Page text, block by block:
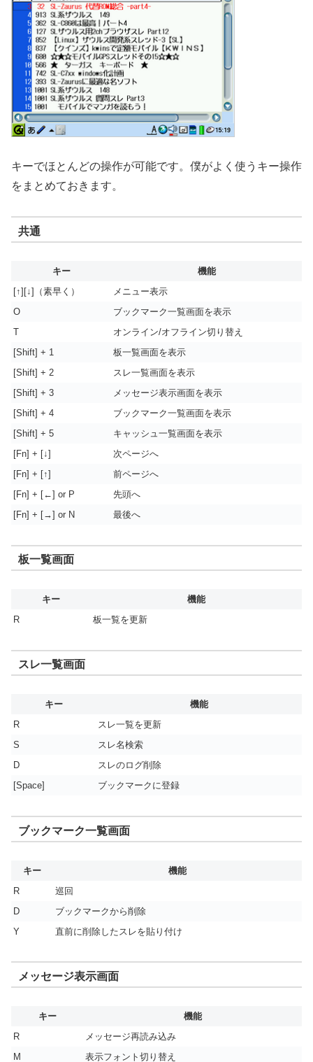
キーでほとんどの操作が可能です。僕がよく使うキー操作
をまとめておきます。
共通
キー
機能
[↑][↓]（素早く）
メニュー表示
O
ブックマーク一覧画面を表示
T
オンライン/オフライン切り替え
[Shift] + 1
板一覧画面を表示
[Shift] + 2
スレ一覧画面を表示
[Shift] + 3
メッセージ表示画面を表示
[Shift] + 4
ブックマーク一覧画面を表示
[Shift] + 5
キャッシュ一覧画面を表示
[Fn] + [↓]
次ページへ
[Fn] + [↑]
前ページへ
[Fn] + [←] or P
先頭へ
[Fn] + [→] or N
最後へ
板一覧画面
キー
機能
R
板一覧を更新
スレ一覧画面
キー
機能
R
スレ一覧を更新
S
スレ名検索
D
スレのログ削除
[Space]
ブックマークに登録
ブックマーク一覧画面
キー
機能
R
巡回
D
ブックマークから削除
Y
直前に削除したスレを貼り付け
メッセージ表示画面
キー
機能
R
メッセージ再読み込み
M
表示フォント切り替え